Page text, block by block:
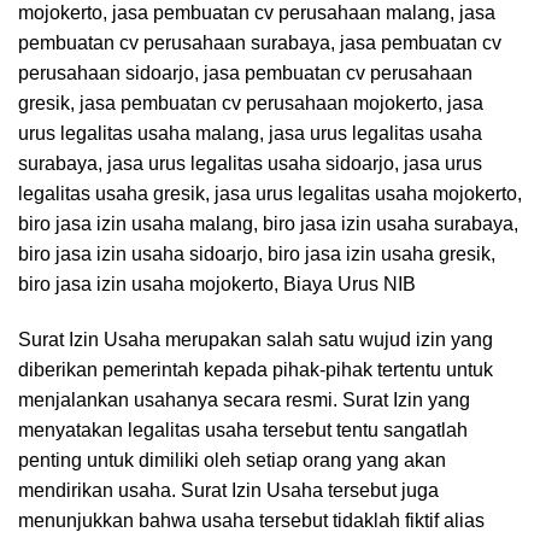
Surat Izin Usaha merupakan salah satu wujud izin yang
diberikan pemerintah kepada pihak-pihak tertentu untuk
menjalankan usahanya secara resmi. Surat Izin yang
menyatakan legalitas usaha tersebut tentu sangatlah
penting untuk dimiliki oleh setiap orang yang akan
mendirikan usaha. Surat Izin Usaha tersebut juga
menunjukkan bahwa usaha tersebut tidaklah fiktif alias